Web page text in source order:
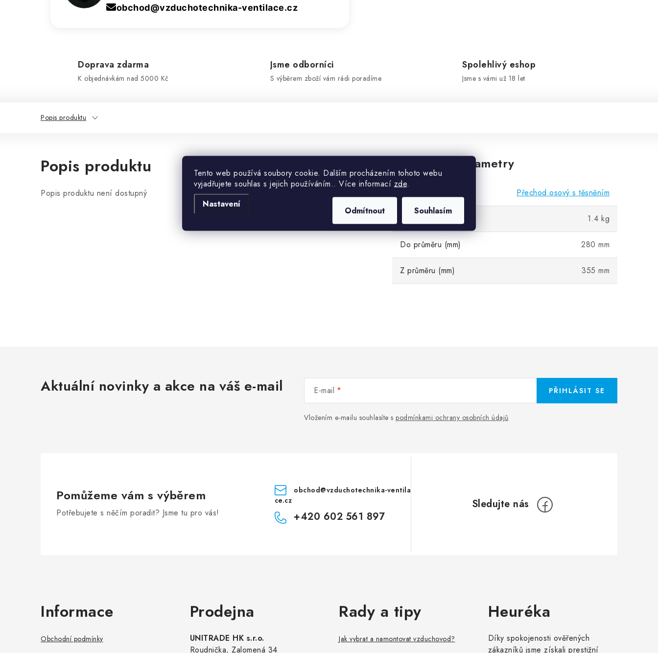
Tento web používá soubory cookie. Dalším procházením tohoto webu
vyjadřujete souhlas s jejich používáním.. Více informací zde.
Nastavení
Odmítnout Souhlasím
obchod@vzduchotechnika-ventilace.cz
Doprava zdarma
K objednávkám nad 5000 Kč
Jsme odborníci
S výběrem zboží vám rádi poradíme
Spolehlivý eshop
Jsme s vámi už 18 let
Popis produktu
Popis produktu
Popis produktu není dostupný
Doplňkové parametry
Přechod osový s těsněním
1.4 kg
Do průměru (mm) 280 mm
Z průměru (mm) 355 mm
Aktuální novinky a akce na váš e-mail E-mail
Vložením e-mailu souhlasíte s podmínkami ochrany osobních údajů
PŘIHLÁSIT SE
Pomůžeme vám s výběrem
Potřebujete s něčím poradit? Jsme tu pro vás!
obchod@vzduchotechnika-ventila
ce.cz
+420 602 561 897
Informace
Obchodní podmínky
Prodejna
UNITRADE HK s.r.o.
Roudnička, Zalomená 34
Rady a tipy
Jak vybrat a namontovat vzduchovod?
Heuréka
Díky spokojenosti ověřených
zákazníků jsme získali prestižní